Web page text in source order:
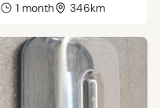
1 month 346km